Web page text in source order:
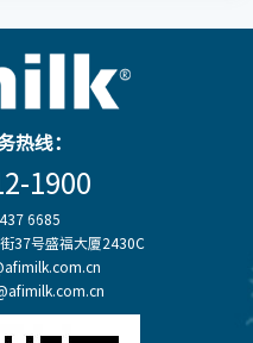
热线：
1900
6685
37号盛福大厦2430C